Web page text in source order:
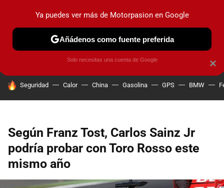
PRUEBAS COCHES ELÉCTRICOS OBSERVATORIO
HOY SE HABLA DE
Seguridad Calor China Gasolina GPS BMW
Según Franz Tost, Carlos Sainz Jr
podría probar con Toro Rosso este
mismo año
×
Ya puedes ver más de Motorpasion en Google
Añádenos como fuente preferida
Solo necesitas una cuenta de Google